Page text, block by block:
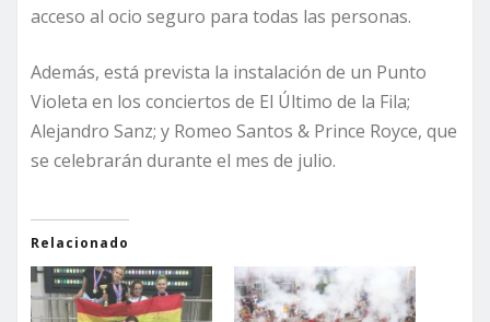
acceso al ocio seguro para todas las personas.
Además, está prevista la instalación de un Punto
Violeta en los conciertos de El Último de la Fila;
Alejandro Sanz; y Romeo Santos & Prince Royce, que
se celebrarán durante el mes de julio.
Relacionado